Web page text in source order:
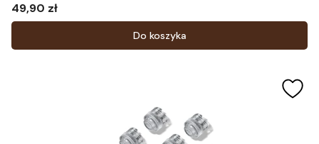
Cena
49,90 zł
Do koszyka